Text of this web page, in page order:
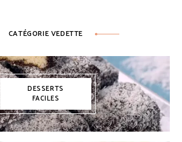
CATÉGORIE VEDETTE
DESSERTS
FACILES